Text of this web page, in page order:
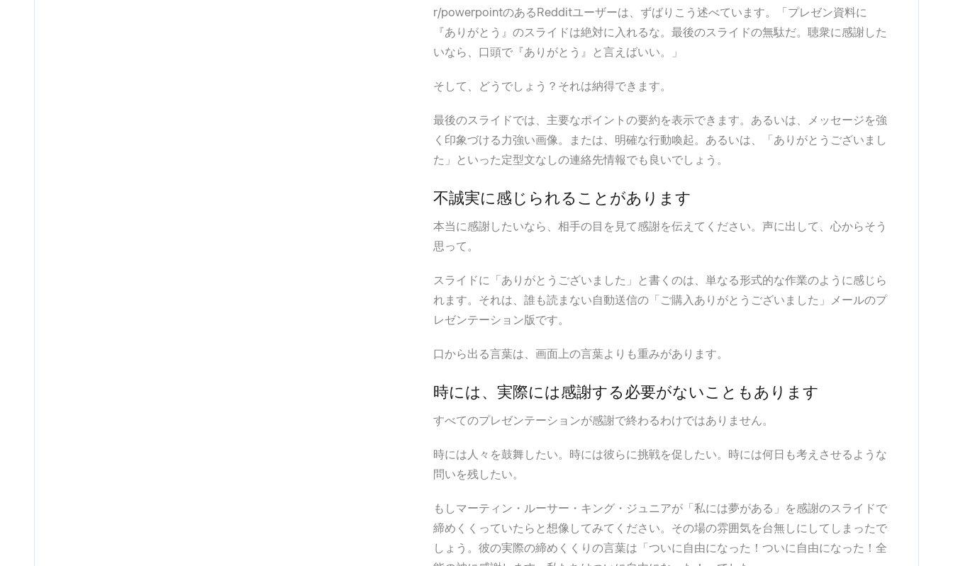
r/powerpointのあるRedditユーザーは、ずばりこう述べています。「プレゼン資料に
『ありがとう』のスライドは絶対に入れるな。最後のスライドの無駄だ。聴衆に感謝した
いなら、口頭で『ありがとう』と言えばいい。」
そして、どうでしょう？それは納得できます。
最後のスライドでは、主要なポイントの要約を表示できます。あるいは、メッセージを強
く印象づける力強い画像。または、明確な行動喚起。あるいは、「ありがとうございまし
た」といった定型文なしの連絡先情報でも良いでしょう。
不誠実に感じられることがあります
本当に感謝したいなら、相手の目を見て感謝を伝えてください。声に出して、心からそう
思って。
スライドに「ありがとうございました」と書くのは、単なる形式的な作業のように感じら
れます。それは、誰も読まない自動送信の「ご購入ありがとうございました」メールのプ
レゼンテーション版です。
口から出る言葉は、画面上の言葉よりも重みがあります。
時には、実際には感謝する必要がないこともあります
すべてのプレゼンテーションが感謝で終わるわけではありません。
時には人々を鼓舞したい。時には彼らに挑戦を促したい。時には何日も考えさせるような
問いを残したい。
もしマーティン・ルーサー・キング・ジュニアが「私には夢がある」を感謝のスライドで
締めくくっていたらと想像してみてください。その場の雰囲気を台無しにしてしまったで
しょう。彼の実際の締めくくりの言葉は「ついに自由になった！ついに自由になった！全